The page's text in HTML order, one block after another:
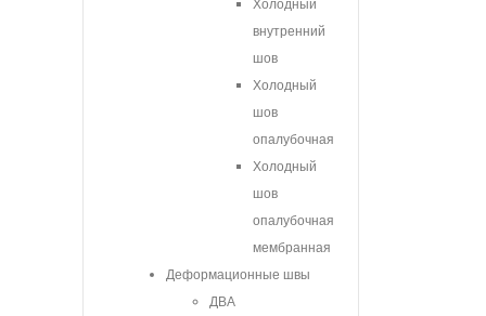
Холодный
внутренний
шов
Холодный
шов
опалубочная
Холодный
шов
опалубочная
мембранная
Деформационные швы
ДВА